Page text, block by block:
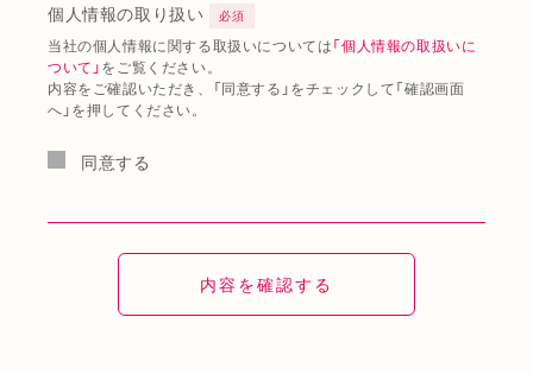
個人情報の取り扱い 必須
当社の個人情報に関する取扱いについては「個人情報の取扱いに
ついて」をご覧ください。
内容をご確認いただき、「同意する」をチェックして「確認画面
へ」を押してください。
同意する